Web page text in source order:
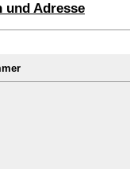
und Adresse